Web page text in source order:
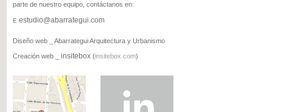
parte de nuestro equipo, contáctanos en:
E estudio@abarrategui.com
Diseño web _ Abarrategui Arquitectura y Urbanismo
Creación web _ insitebox (insitebox.com)